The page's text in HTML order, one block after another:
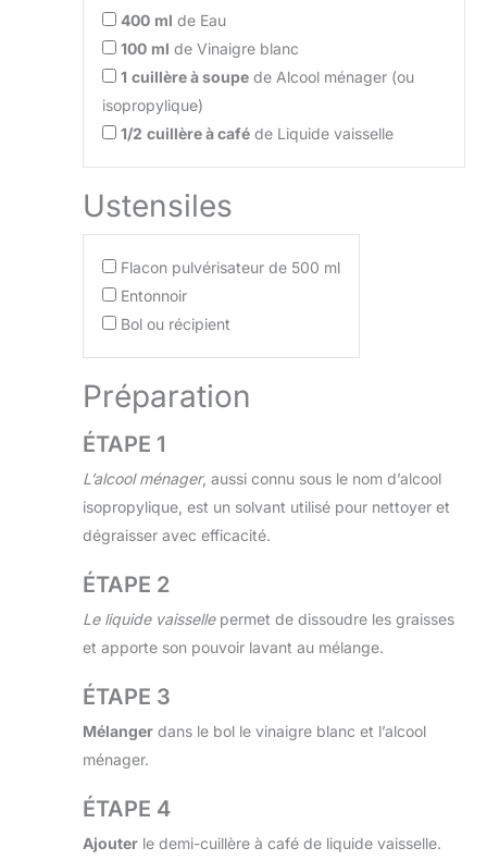
400 ml de Eau
100 ml de Vinaigre blanc
1 cuillère à soupe de Alcool ménager (ou
isopropylique)
1/2 cuillère à café de Liquide vaisselle
Ustensiles
Flacon pulvérisateur de 500 ml
Entonnoir
Bol ou récipient
Préparation
ÉTAPE 1
L’alcool ménager, aussi connu sous le nom d’alcool
isopropylique, est un solvant utilisé pour nettoyer et
dégraisser avec efficacité.
ÉTAPE 2
Le liquide vaissellepermet de dissoudre les graisses
et apporte son pouvoir lavant au mélange.
ÉTAPE 3
Mélanger dans le bol le vinaigre blanc et l’alcool
ménager.
ÉTAPE 4
Ajouter le demi-cuillère à café de liquide vaisselle.